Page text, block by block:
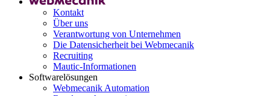
Kontakt
Über uns
Verantwortung von Unternehmen
Die Datensicherheit bei Webmecanik
Recruiting
Mautic-Informationen
Softwarelösungen
Webmecanik Automation